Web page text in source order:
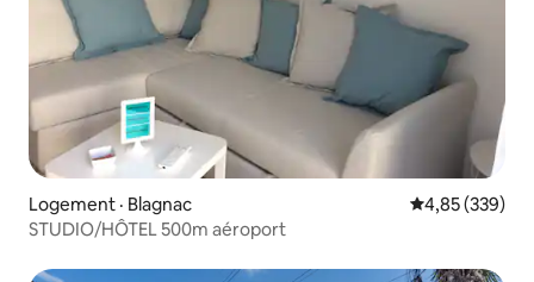
Logement · Blagnac Note
4,85 (339)
STUDIO/HÔTEL 500m aéroport